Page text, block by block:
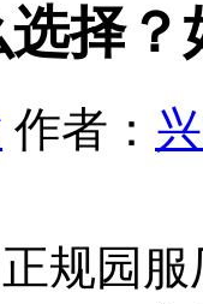
选择
作者：
园服